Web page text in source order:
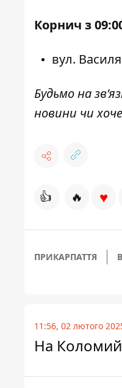
Корнич з
вул.
Будьмо на
новини чи
👍 🔥 ♥
ПРИКАРПАТТЯ
11:56, 02 лютого
На